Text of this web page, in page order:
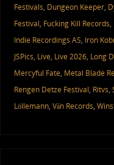
Festivals, Dungeon Keeper,
Festival, Fucking Kill Records,
Indie Recordings AS, Iron
JSPics, Live, Live 2026, Long
Mercyful Fate, Metal Blade
Rengen Detze Festival, Ritvs,
Löllemann, Ván Records,